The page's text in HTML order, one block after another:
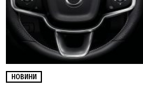
НОВИНИ